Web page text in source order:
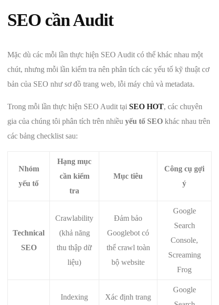
SEO cầnAudit
Mặc dù các mỗi lần thực hiện SEO Audit có thể khác nhau một
chút, nhưng mỗi lần kiểm tra nên phân tích các yếu tố kỹ thuật cơ
bản của SEO như sơ đồ trang web, lỗi máy chủ và metadata.
Trong mỗi lần thực hiện SEO Audit tại SEO HOT, các chuyên
gia của chúng tôi phân tích trên nhiều yếu tố SEO khác nhau trên
các bảng checklist sau:
Nhóm
yếu tố
Hạng mục
cần kiểm
tra
Mục tiêu
Công cụ gợi
ý
Technical
SEO
Crawlability
(khả năng
thu thập dữ
liệu)
Đảm bảo
Googlebot có
thể crawl toàn
bộ website
Google
Search
Console,
Screaming
Frog
Indexing
Xác định trang
Google